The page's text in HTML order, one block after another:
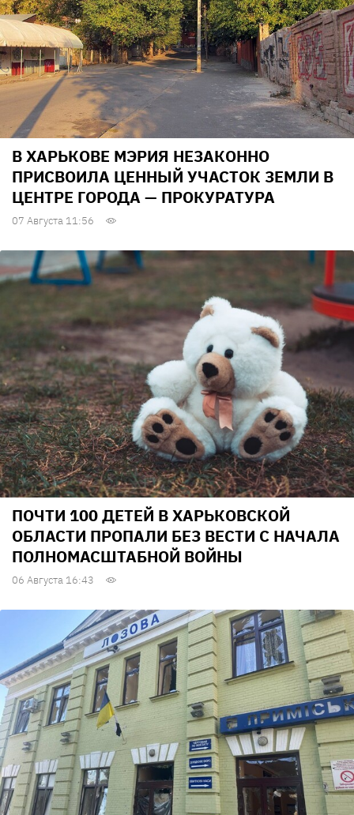
В ХАРЬКОВЕ МЭРИЯ НЕЗАКОННО
ПРИСВОИЛА ЦЕННЫЙ УЧАСТОК ЗЕМЛИ В
ЦЕНТРЕ ГОРОДА — ПРОКУРАТУРА
07 Августа 11:56
ПОЧТИ 100 ДЕТЕЙ В ХАРЬКОВСКОЙ
ОБЛАСТИ ПРОПАЛИ БЕЗ ВЕСТИ С НАЧАЛА
ПОЛНОМАСШТАБНОЙ ВОЙНЫ
06 Августа 16:43